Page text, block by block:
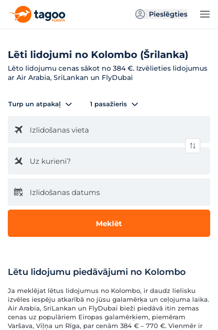
Pieslēgties
Lēti lidojumi no Kolombo (Šrilanka)
Lēto lidojumu cenas sākot no 384 €. Izvēlieties lidojumus
ar Air Arabia, SriLankan un FlyDubai
Turp un atpakaļ 1 pasažieris
Izlidošanas vieta
Uz kurieni?
Izlidošanas datums
Meklēt
Lētu lidojumu piedāvājumi no Kolombo
Ja meklējat lētus lidojumus no Kolombo, ir daudz lielisku
izvēles iespēju atkarībā no jūsu galamērķa un ceļojuma laika.
Air Arabia, SriLankan un FlyDubai bieži piedāvā itin zemas
cenas uz populāriem Eiropas galamērķiem, piemēram
Varšava, Viļņa un Rīga, par cenām 384 € – 770 €. Vienmēr ir